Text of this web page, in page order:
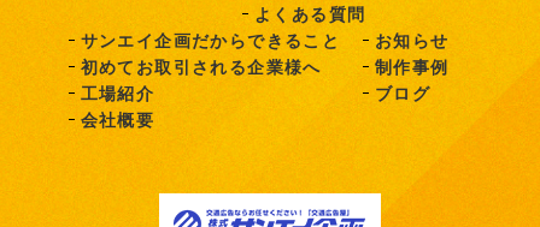
よくある質問
サンエイ企画だからできること
初めてお取引される企業様へ
工場紹介
会社概要
お知らせ
制作事例
ブログ